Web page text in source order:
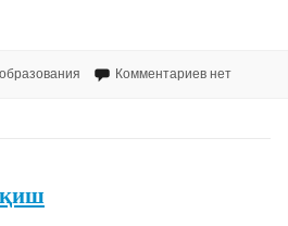
Комментариев нет